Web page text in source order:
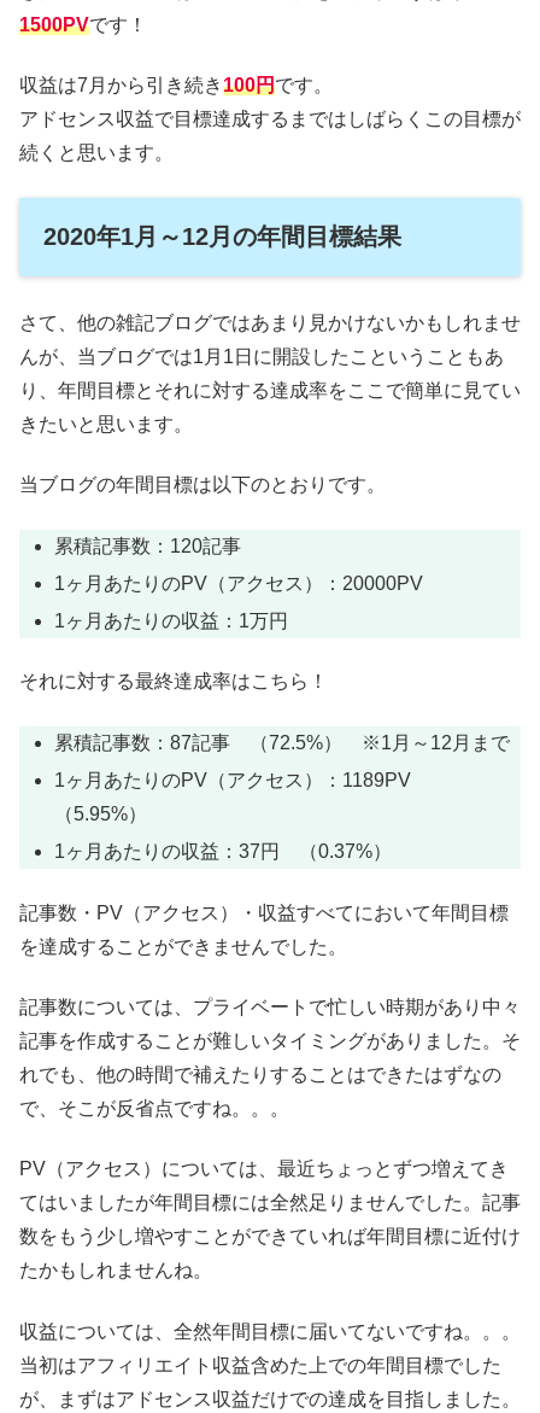
1500PVです！
収益は7月から引き続き100円です。
アドセンス収益で目標達成するまではしばらくこの目標が
続くと思います。
2020年1月～12月の年間目標結果
さて、他の雑記ブログではあまり見かけないかもしれませ
んが、当ブログでは1月1日に開設したこということもあ
り、年間目標とそれに対する達成率をここで簡単に見てい
きたいと思います。
当ブログの年間目標は以下のとおりです。
累積記事数：120記事
1ヶ月あたりのPV（アクセス）：20000PV
1ヶ月あたりの収益：1万円
それに対する最終達成率はこちら！
累積記事数：87記事 （72.5%） ※1月～12月まで
1ヶ月あたりのPV（アクセス）：1189PV
（5.95%）
1ヶ月あたりの収益：37円 （0.37%）
記事数・PV（アクセス）・収益すべてにおいて年間目標
を達成することができませんでした。
記事数については、プライベートで忙しい時期があり中々
記事を作成することが難しいタイミングがありました。そ
れでも、他の時間で補えたりすることはできたはずなの
で、そこが反省点ですね。。。
PV（アクセス）については、最近ちょっとずつ増えてき
てはいましたが年間目標には全然足りませんでした。記事
数をもう少し増やすことができていれば年間目標に近付け
たかもしれませんね。
収益については、全然年間目標に届いてないですね。。。
当初はアフィリエイト収益含めた上での年間目標でした
が、まずはアドセンス収益だけでの達成を目指しました。